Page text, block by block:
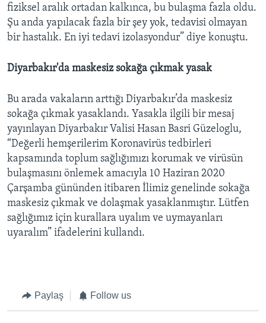
fiziksel aralık ortadan kalkınca, bu bulaşma fazla oldu.
Şu anda yapılacak fazla bir şey yok, tedavisi olmayan
bir hastalık. En iyi tedavi izolasyondur” diye konuştu.
Diyarbakır'da maskesiz sokağa çıkmak yasak
Bu arada vakaların arttığı Diyarbakır’da maskesiz
sokağa çıkmak yasaklandı. Yasakla ilgili bir mesaj
yayınlayan Diyarbakır Valisi Hasan Basri Güzeloglu,
“Değerli hemşerilerim Koronavirüs tedbirleri
kapsamında toplum sağlığımızı korumak ve virüsün
bulaşmasını önlemek amacıyla 10 Haziran 2020
Çarşamba gününden itibaren İlimiz genelinde sokağa
maskesiz çıkmak ve dolaşmak yasaklanmıştır. Lütfen
sağlığımız için kurallara uyalım ve uymayanları
uyaralım” ifadelerini kullandı.
Paylaş Follow us